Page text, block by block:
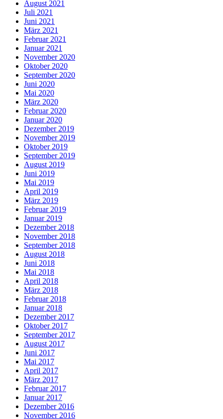
August 2021
Juli 2021
Juni 2021
März 2021
Februar 2021
Januar 2021
November 2020
Oktober 2020
September 2020
Juni 2020
Mai 2020
März 2020
Februar 2020
Januar 2020
Dezember 2019
November 2019
Oktober 2019
September 2019
August 2019
Juni 2019
Mai 2019
April 2019
März 2019
Februar 2019
Januar 2019
Dezember 2018
November 2018
September 2018
August 2018
Juni 2018
Mai 2018
April 2018
März 2018
Februar 2018
Januar 2018
Dezember 2017
Oktober 2017
September 2017
August 2017
Juni 2017
Mai 2017
April 2017
März 2017
Februar 2017
Januar 2017
Dezember 2016
November 2016